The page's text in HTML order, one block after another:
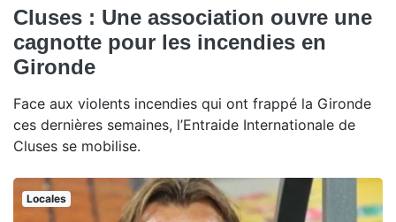
Cluses : Une association ouvre une
cagnotte pour les incendies en
Gironde
Face aux violents incendies qui ont frappé la Gironde
ces dernières semaines, l’Entraide Internationale de
Cluses se mobilise.
Locales